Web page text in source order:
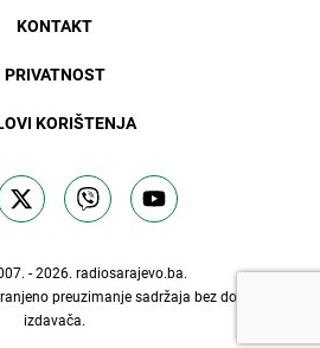
KONTAKT
PRIVATNOST
KORIŠTENJA
- 2026. radiosarajevo.ba.
preuzimanje sadržaja bez dozvole
izdavača.